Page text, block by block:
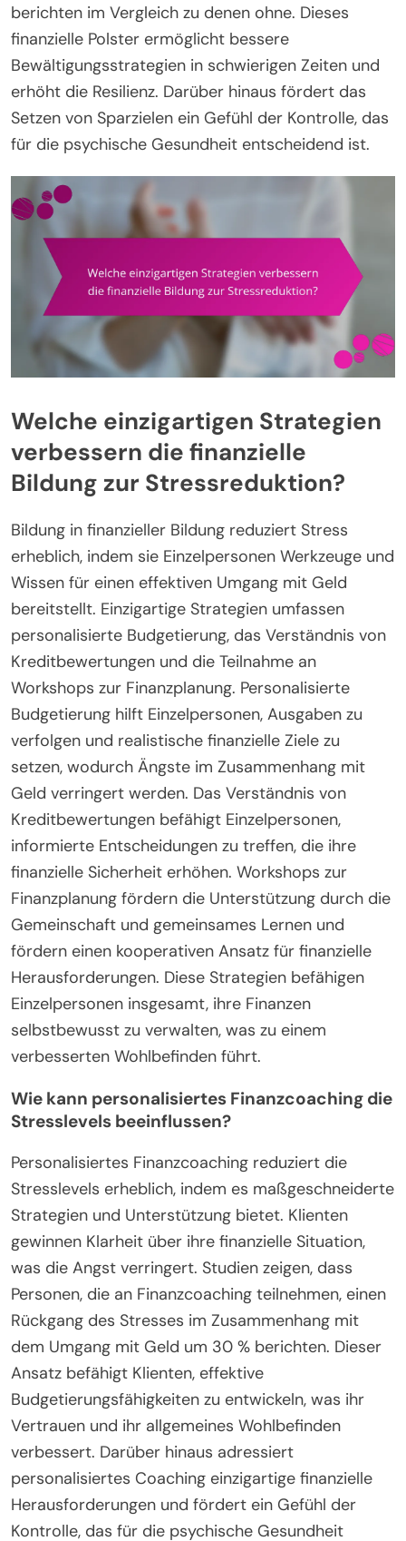
berichten im Vergleich zu denen ohne. Dieses
finanzielle Polster ermöglicht bessere
Bewältigungsstrategien in schwierigen Zeiten und
erhöht die Resilienz. Darüber hinaus fördert das
Setzen von Sparzielen ein Gefühl der Kontrolle, das
für die psychische Gesundheit entscheidend ist.
Welche einzigartigen Strategien
verbessern die finanzielle
Bildung zur Stressreduktion?
Bildung in finanzieller Bildung reduziert Stress
erheblich, indem sie Einzelpersonen Werkzeuge und
Wissen für einen effektiven Umgang mit Geld
bereitstellt. Einzigartige Strategien umfassen
personalisierte Budgetierung, das Verständnis von
Kreditbewertungen und die Teilnahme an
Workshops zur Finanzplanung. Personalisierte
Budgetierung hilft Einzelpersonen, Ausgaben zu
verfolgen und realistische finanzielle Ziele zu
setzen, wodurch Ängste im Zusammenhang mit
Geld verringert werden. Das Verständnis von
Kreditbewertungen befähigt Einzelpersonen,
informierte Entscheidungen zu treffen, die ihre
finanzielle Sicherheit erhöhen. Workshops zur
Finanzplanung fördern die Unterstützung durch die
Gemeinschaft und gemeinsames Lernen und
fördern einen kooperativen Ansatz für finanzielle
Herausforderungen. Diese Strategien befähigen
Einzelpersonen insgesamt, ihre Finanzen
selbstbewusst zu verwalten, was zu einem
verbesserten Wohlbefinden führt.
Wie kann personalisiertes Finanzcoaching die
Stresslevels beeinflussen?
Personalisiertes Finanzcoaching reduziert die
Stresslevels erheblich, indem es maßgeschneiderte
Strategien und Unterstützung bietet. Klienten
gewinnen Klarheit über ihre finanzielle Situation,
was die Angst verringert. Studien zeigen, dass
Personen, die an Finanzcoaching teilnehmen, einen
Rückgang des Stresses im Zusammenhang mit
dem Umgang mit Geld um 30 % berichten. Dieser
Ansatz befähigt Klienten, effektive
Budgetierungsfähigkeiten zu entwickeln, was ihr
Vertrauen und ihr allgemeines Wohlbefinden
verbessert. Darüber hinaus adressiert
personalisiertes Coaching einzigartige finanzielle
Herausforderungen und fördert ein Gefühl der
Kontrolle, das für die psychische Gesundheit